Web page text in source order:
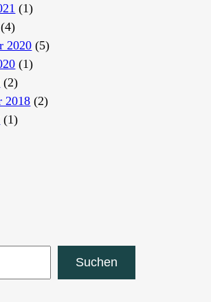
(1)
(4)
2020 (5)
(1)
(2)
2018 (2)
(1)
Suchen